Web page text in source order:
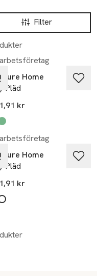
Filter
Home
Pläd
kr
finns i färgerna:
green
Home
Pläd
kr
finns i färgerna:
green